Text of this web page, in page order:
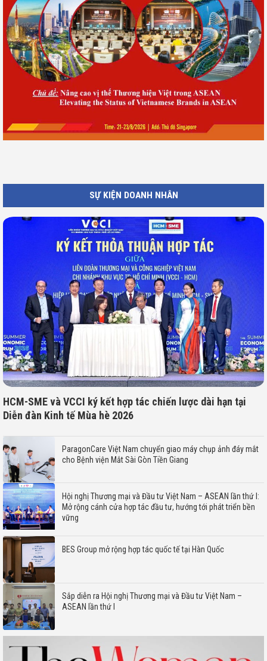
SỰ KIỆN DOANH NHÂN
HCM-SME và VCCI ký kết hợp tác chiến lược dài hạn tại
Diễn đàn Kinh tế Mùa hè 2026
ParagonCare Việt Nam chuyển giao máy chụp ảnh đáy mắt
cho Bệnh viện Mắt Sài Gòn Tiền Giang
Hội nghị Thương mại và Đầu tư Việt Nam – ASEAN lần thứ I:
Mở rộng cánh cửa hợp tác đầu tư, hướng tới phát triển bền
vững
BES Group mở rộng hợp tác quốc tế tại Hàn Quốc
Sắp diễn ra Hội nghị Thương mại và Đầu tư Việt Nam –
ASEAN lần thứ I